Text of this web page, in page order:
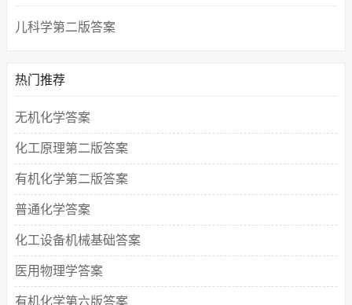
儿科学第二版答案
热门推荐
无机化学答案
化工原理第二版答案
有机化学第二版答案
普通化学答案
化工设备机械基础答案
医用物理学答案
有机化学第六版答案